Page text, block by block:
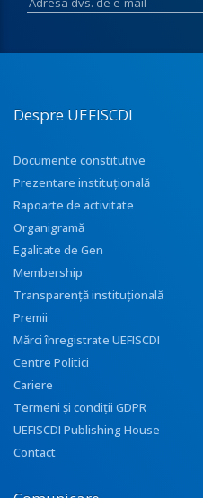
Despre UEFISCDI
Documente constitutive
Prezentare instituţională
Rapoarte de activitate
Organigramă
Egalitate de Gen
Membership
Transparenţă instituţională
Premii
Mărci înregistrate UEFISCDI
Centre Politici
Cariere
Termeni și condiții GDPR
UEFISCDI Publishing House
Contact